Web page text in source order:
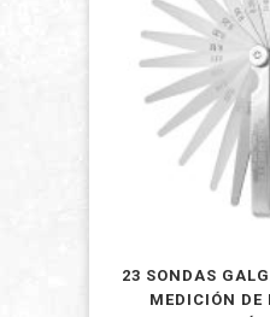
23 SONDAS
MEDICIÓN DE